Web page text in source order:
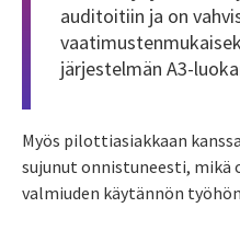
auditoitiin ja on
järjestelmän A3-
Myös pilottiasiakkaan
sujunut onnistuneesti,
valmiuden käytännön